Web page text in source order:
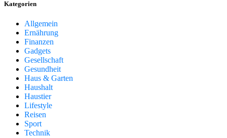
Kategorien
Allgemein
Ernährung
Finanzen
Gadgets
Gesellschaft
Gesundheit
Haus & Garten
Haushalt
Haustier
Lifestyle
Reisen
Sport
Technik